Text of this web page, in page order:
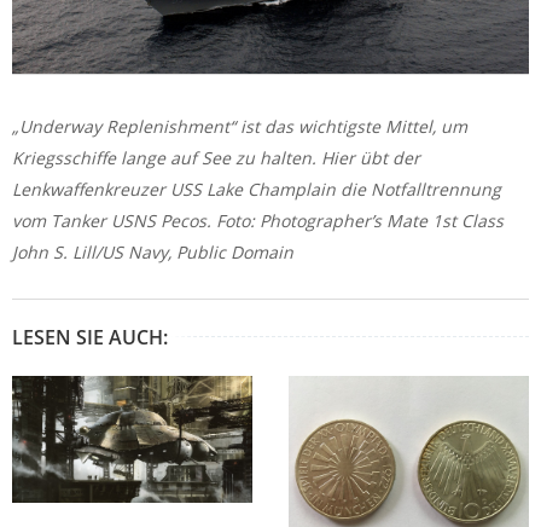
„Underway Replenishment“ ist das wichtigste Mittel, um
Kriegsschiffe lange auf See zu halten. Hier übt der
Lenkwaffenkreuzer USS Lake Champlain die Notfalltrennung
vom Tanker USNS Pecos. Foto: Photographer’s Mate 1st Class
John S. Lill/US Navy, Public Domain
LESEN SIE AUCH: